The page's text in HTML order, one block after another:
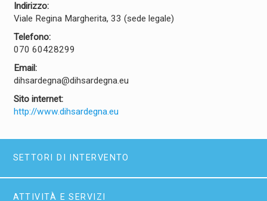
Indirizzo:
Viale Regina Margherita, 33 (sede legale)
Telefono:
070 60428299
Email:
dihsardegna@dihsardegna.eu
Sito internet:
http://www.dihsardegna.eu
SETTORI DI INTERVENTO
ATTIVITÀ E SERVIZI